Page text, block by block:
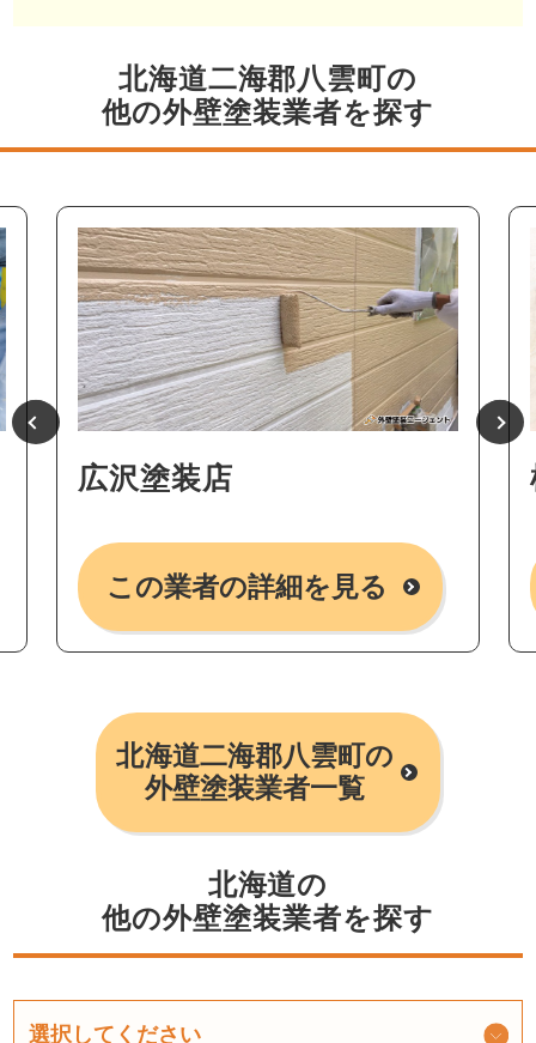
北海道二海郡八雲町の
他の外壁塗装業者を探す
広沢塗装店
この業者の詳細を見る
北海道二海郡八雲町の
外壁塗装業者一覧
北海道の
他の外壁塗装業者を探す